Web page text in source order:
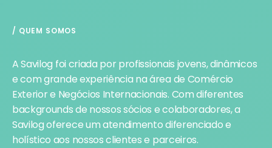
/ QUEM SOMOS
A Savilog foi criada por profissionais jovens, dinâmicos
e com grande experiência na área de Comércio
Exterior e Negócios Internacionais. Com diferentes
backgrounds de nossos sócios e colaboradores, a
Savilog oferece um atendimento diferenciado e
holístico aos nossos clientes e parceiros.